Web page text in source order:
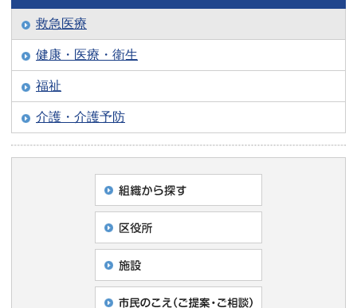
救急医療
健康・医療・衛生
福祉
介護・介護予防